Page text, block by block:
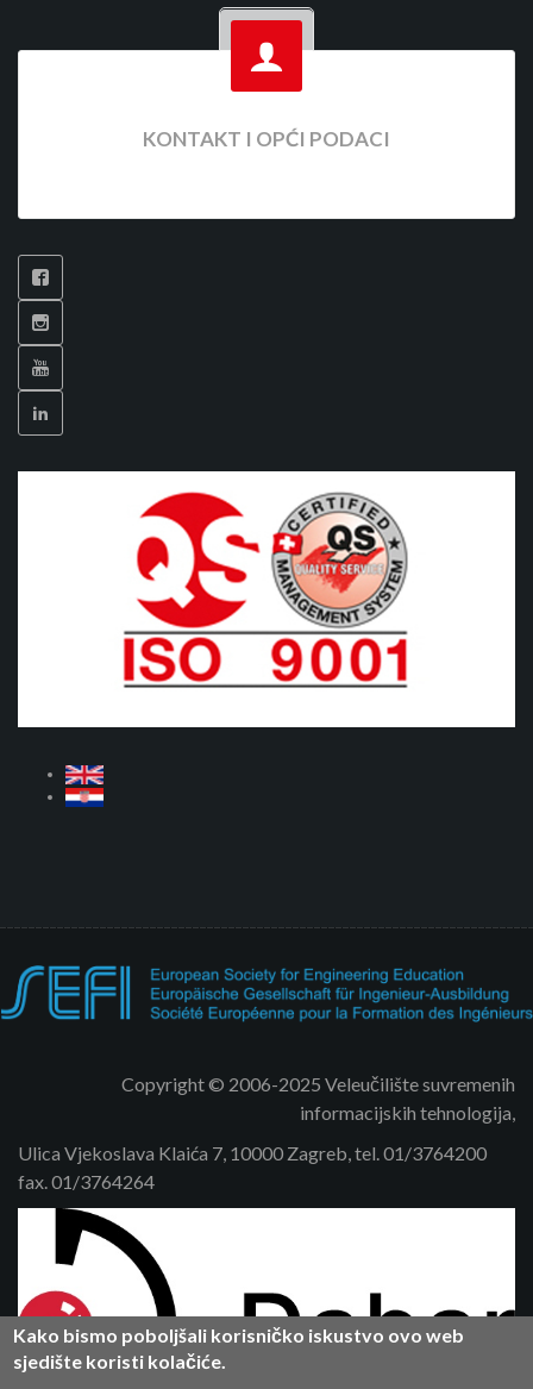
KONTAKT I OPĆI PODACI
Copyright © 2006-2025 Veleučilište suvremenih
informacijskih tehnologija,
Ulica Vjekoslava Klaića 7, 10000 Zagreb, tel. 01/3764200
fax. 01/3764264
Kako bismo poboljšali korisničko iskustvo ovo web
sjedište koristi kolačiće.